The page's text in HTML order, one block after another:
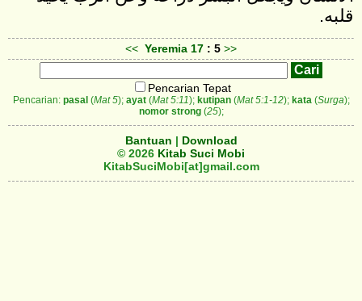
قلبه.
<< Yeremia 17 : 5 >>
Pencarian Tepat
Pencarian: pasal(Mat 5); ayat(Mat 5:11); kutipan(Mat 5:1-12); kata (Surga);
nomor strong(25);
Bantuan | Download
© 2026 Kitab Suci Mobi
KitabSuciMobi[at]gmail.com